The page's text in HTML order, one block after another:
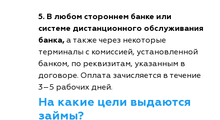
5. В любом стороннем банке или
системе дистанционного обслуживания
банка, а также через некоторые
терминалы с комиссией, установленной
банком, по реквизитам, указанным в
договоре. Оплата зачисляется в течение
3–5 рабочих дней.
На какие цели выдаются
займы?